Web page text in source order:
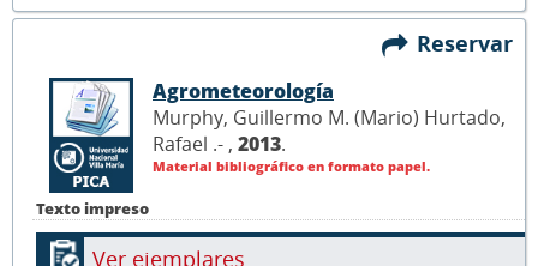
Reservar
Texto impreso
Agrometeorología
Murphy, Guillermo M. (Mario) Hurtado,
Rafael .- , 2013.
Material bibliográfico en formato papel.
Ver ejemplares